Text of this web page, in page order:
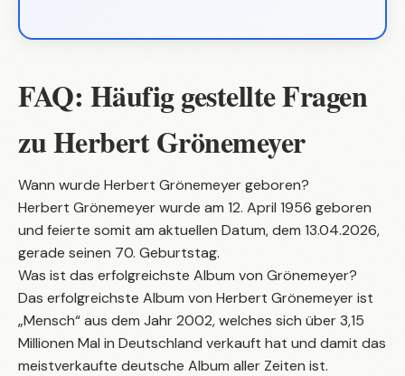
FAQ: Häufig gestellte Fragen
zu Herbert Grönemeyer
Wann wurde Herbert Grönemeyer geboren?
Herbert Grönemeyer wurde am 12. April 1956 geboren
und feierte somit am aktuellen Datum, dem 13.04.2026,
gerade seinen 70. Geburtstag.
Was ist das erfolgreichste Album von Grönemeyer?
Das erfolgreichste Album von Herbert Grönemeyer ist
„Mensch“ aus dem Jahr 2002, welches sich über 3,15
Millionen Mal in Deutschland verkauft hat und damit das
meistverkaufte deutsche Album aller Zeiten ist.